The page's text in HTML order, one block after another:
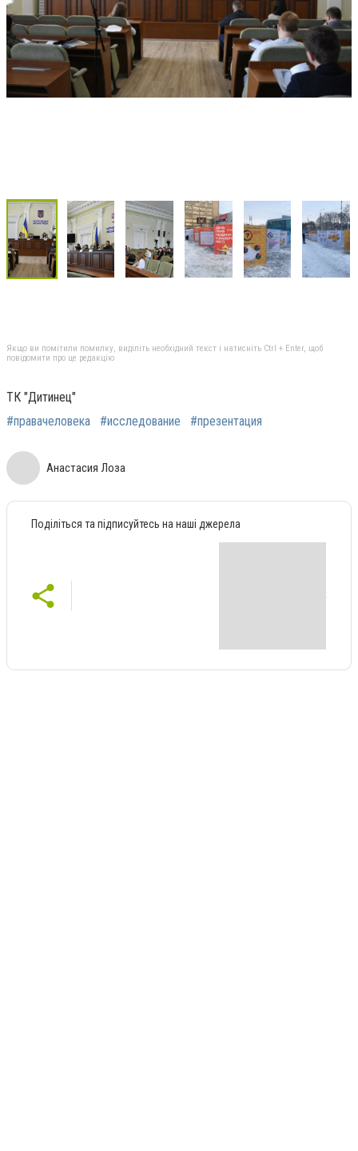
Якщо ви помітили помилку, виділіть необхідний текст і натисніть Ctrl + Enter, щоб
повідомити про це редакцію
ТК "Дитинец"
#правачеловека
#исследование #презентация
Анастасия Лоза
Поділіться та підписуйтесь на наші джерела